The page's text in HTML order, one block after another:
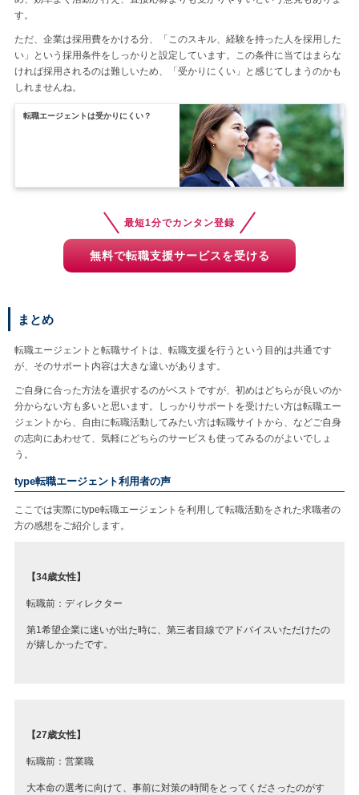
す。
ただ、企業は採用費をかける分、「このスキル、経験を持った人を採用した
い」という採用条件をしっかりと設定しています。この条件に当てはまらな
ければ採用されるのは難しいため、「受かりにくい」と感じてしまうのかも
しれませんね。
転職エージェントは受かりにくい？
最短1分でカンタン登録
無料で転職支援サービスを受ける
まとめ
転職エージェントと転職サイトは、転職支援を行うという目的は共通です
が、そのサポート内容は大きな違いがあります。
ご自身に合った方法を選択するのがベストですが、初めはどちらが良いのか
分からない方も多いと思います。しっかりサポートを受けたい方は転職エー
ジェントから、自由に転職活動してみたい方は転職サイトから、などご自身
の志向にあわせて、気軽にどちらのサービスも使ってみるのがよいでしょ
う。
type転職エージェント利用者の声
ここでは実際にtype転職エージェントを利用して転職活動をされた求職者の
方の感想をご紹介します。
【34歳女性】
転職前：ディレクター
第1希望企業に迷いが出た時に、第三者目線でアドバイスいただけたの
が嬉しかったです。
【27歳女性】
転職前：営業職
大本命の選考に向けて、事前に対策の時間をとってくださったのがす